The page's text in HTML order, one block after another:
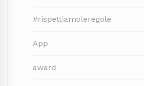
#rispettiamoleregole
App
award